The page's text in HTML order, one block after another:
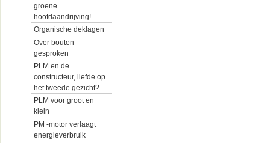
groene
hoofdaandrijving!
Organische deklagen
Over bouten
gesproken
PLM en de
constructeur, liefde op
het tweede gezicht?
PLM voor groot en
klein
PM -motor verlaagt
energieverbruik